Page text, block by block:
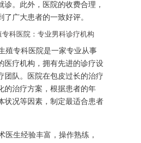
诊。此外，医院的收费合理，
了广大患者的一致好评。
科医院：专业男科诊疗机构
殖专科医院是一家专业从事
医疗机构，拥有先进的诊疗设
团队。医院在包皮过长的治疗
的治疗方案，根据患者的年
状况等因素，制定最适合患者
医生经验丰富，操作熟练，